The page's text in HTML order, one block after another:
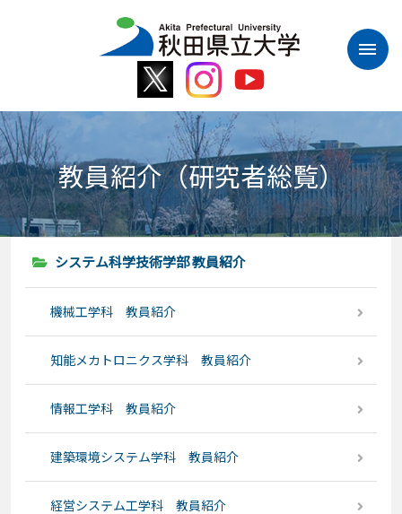
ッ
プ
教員紹介（研究者総覧）
システム科学技術学部 教員紹介
機械工学科 教員紹介
知能メカトロニクス学科 教員紹介
情報工学科 教員紹介
建築環境システム学科 教員紹介
経営システム工学科 教員紹介